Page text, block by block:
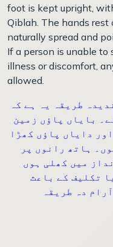
foot is kept upright,
Qiblah. The hands
naturally spread and
If a person is unable to
illness or discomfort,
allowed.
طریقہ یہ ہے کہ
بایاں پاؤں زمین
دایاں پاؤں کھڑا
ہاتھ رانوں پر
میں کھلی ہوں
تکلیف کے باعث
دہ طریقہ